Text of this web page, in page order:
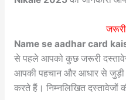
Name se aadhar card
से पहले आपको कुछ जरूरी
आपकी पहचान और आधार से जुड़ी
करते हैं। निम्नलिखित दस्तावेजों